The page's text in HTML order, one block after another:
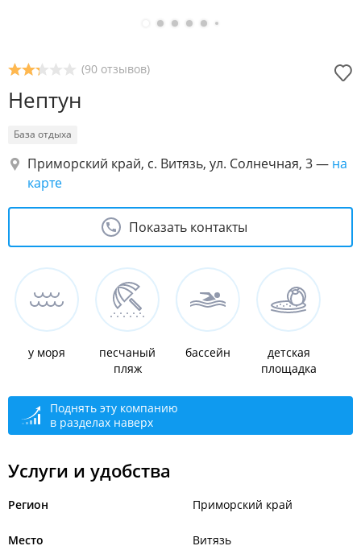
(90 отзывов)
Нептун
База отдыха
Приморский край, с. Витязь, ул. Солнечная, 3— на
карте
Показать контакты
у моря
песчаный
пляж
бассейн
детская
площадка
Поднять эту компанию
в разделах наверх
Услуги и удобства
Регион Приморский край
Место Витязь